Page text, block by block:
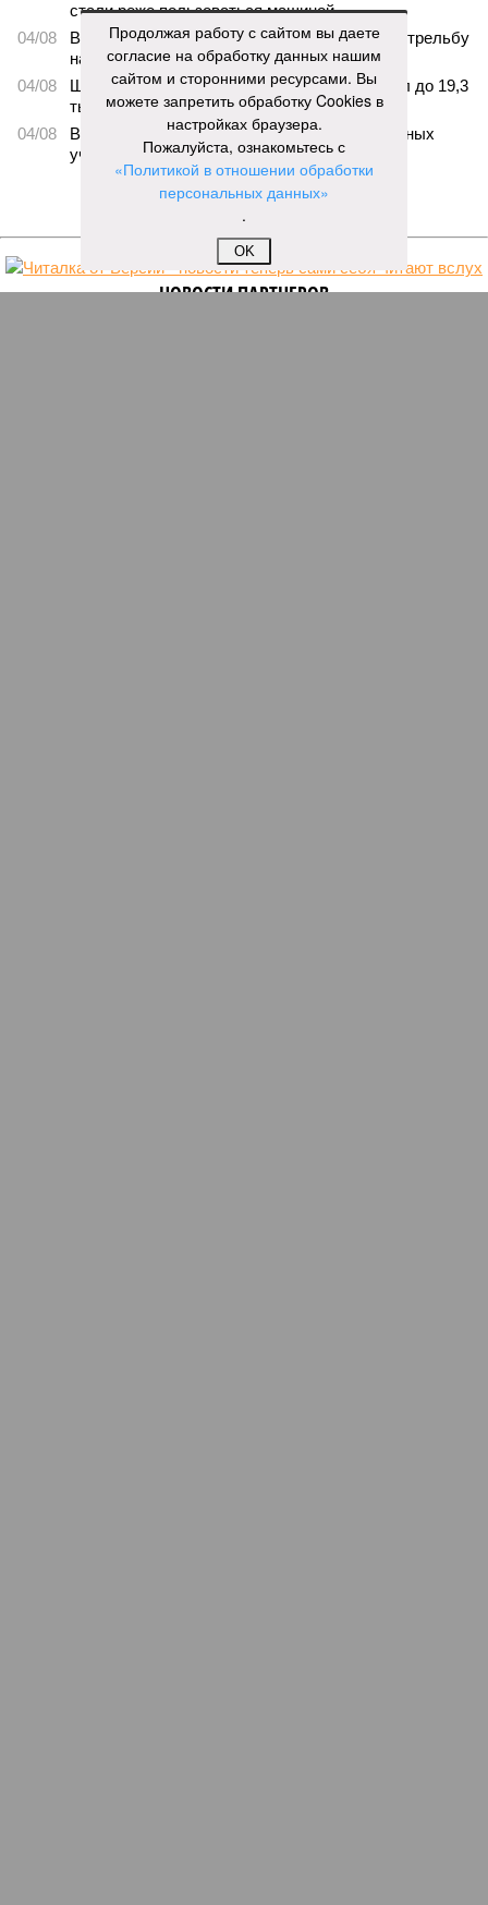
стали реже пользоваться машиной
04/08
В Северной Осетии задержали мужчину за стрельбу
на базе отдыха
04/08
Школьный набор на Ставрополье подорожал до 19,3
тысячи рублей
04/08
В Дагестане нашли почти 3,9 тысячи земельных
участков под жилую застройку
ЕЩЕ НОВОСТИ
НОВОСТИ ПАРТНЕРОВ
Продолжая работу с сайтом вы даете
согласие на обработку данных нашим
сайтом и сторонними ресурсами. Вы
можете запретить обработку Cookies в
настройках браузера.
Пожалуйста, ознакомьтесь с
«Политикой в отношении обработки
персональных данных»
.
OK